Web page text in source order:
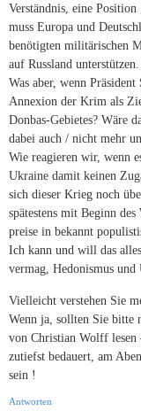
Verständnis, eine Position
muss Europa und
benötigten militärischen
auf Russland unterstützen.
Was aber, wenn
Annexion der Krim als
Donbas-Gebietes? Wäre
dabei auch / nicht mehr
Wie reagieren wir, wenn
Ukraine damit keinen
sich dieser Krieg noch
spätestens mit Beginn
preise in bekannt
Ich kann und will das
vermag, Hedonismus
Vielleicht verstehen Sie
Wenn ja, sollten Sie bitte
von Christian Wolff lesen
zutiefst bedauert, am
sein !
Antworten